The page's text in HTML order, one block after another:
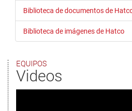
Biblioteca de documentos de
Biblioteca de imágenes de Hatco
EQUIPOS
Videos